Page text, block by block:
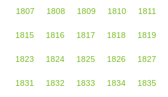
1807 1808 1809 1810 1811
1815 1816 1817 1818 1819
1823 1824 1825 1826 1827
1831 1832 1833 1834 1835